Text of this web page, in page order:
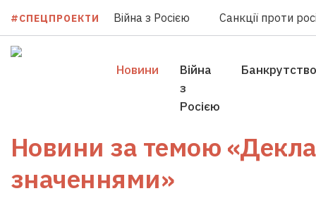
#СПЕЦПРОЕКТИ Війна з Росією Санкції проти
Новини
Війна
з
Росією
Банкрутство
Новини за темою
значеннями»